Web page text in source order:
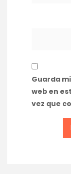
Guarda
web en
vez que